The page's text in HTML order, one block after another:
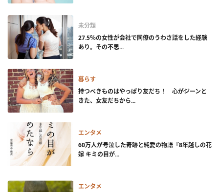
未分類
27.5％の女性が会社で同僚のうわさ話をした経験
あり。その不思...
暮らす
持つべきものはやっぱり友だち！ 心がジーンと
きた、女友だちから...
エンタメ
60万人が号泣した奇跡と純愛の物語『8年越しの花
嫁 キミの目が...
エンタメ